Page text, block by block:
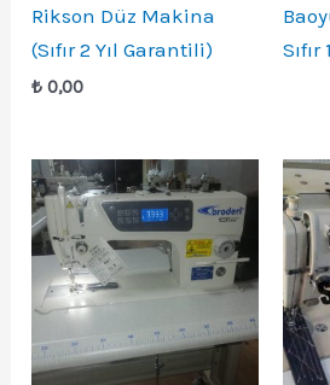
Rikson Düz Makina
(Sıfır 2 Yıl Garantili)
₺ 0,00